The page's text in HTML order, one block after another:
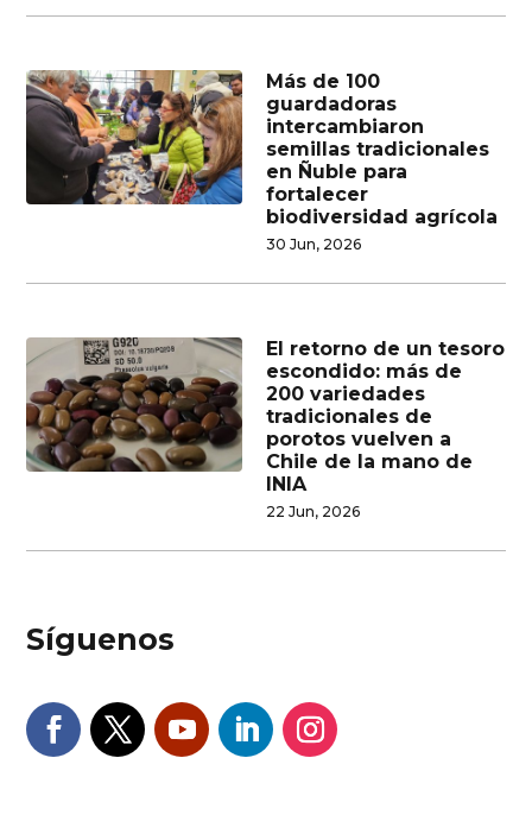
Más de 100
guardadoras
intercambiaron
semillas tradicionales
en Ñuble para
fortalecer
biodiversidad agrícola
30 Jun, 2026
El retorno de un tesoro
escondido: más de
200 variedades
tradicionales de
porotos vuelven a
Chile de la mano de
INIA
22 Jun, 2026
Síguenos